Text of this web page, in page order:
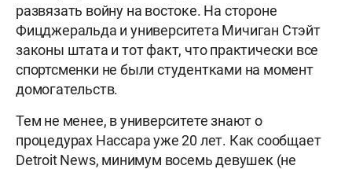
развязать войну на востоке. На стороне
Фицджеральда и университета Мичиган Стэйт
законы штата и тот факт, что практически все
спортсменки не были студентками на момент
домогательств.
Тем не менее, в университете знают о
процедурах Нассара уже 20 лет. Как сообщает
Detroit News, минимум восемь девушек (не